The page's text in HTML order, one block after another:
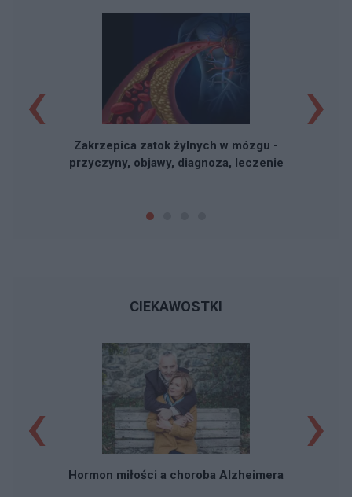
Zakrzepica zatok żylnych w mózgu -
przyczyny, objawy, diagnoza, leczenie
‹ ›
CIEKAWOSTKI
Hormon miłości a choroba Alzheimera
‹ ›